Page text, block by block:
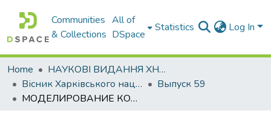
Communities
& Collections
All of
DSpace
Statistics Log In
Home
НАУКОВІ ВИДАННЯ ХНАДУ
Вісник Харківського національного автомобільно-дорожнього університету / Вестник Харьковского национального автомобильно-дорожного университета
Выпуск 59
МОДЕЛИРОВАНИЕ КОЛИЧЕСТВЕННЫХ ХАРАКТЕРИСТИК НЕБЛАГОПРИЯТНЫХ СОБЫТИЙ НА ПРОИЗВОДСТВЕ В ТРАНСПОРТНОЙ ОТРАСЛИ УКРАИНЫ